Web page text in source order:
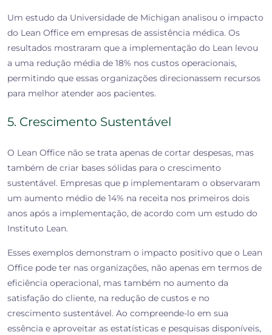
Um estudo da Universidade de Michigan analisou o impacto
do Lean Office em empresas de assistência médica. Os
resultados mostraram que a implementação do Lean levou
a uma redução média de 18% nos custos operacionais,
permitindo que essas organizações direcionassem recursos
para melhor atender aos pacientes.
5. Crescimento Sustentável
O Lean Office não se trata apenas de cortar despesas, mas
também de criar bases sólidas para o crescimento
sustentável. Empresas que p implementaram o observaram
um aumento médio de 14% na receita nos primeiros dois
anos após a implementação, de acordo com um estudo do
Instituto Lean.
Esses exemplos demonstram o impacto positivo que o Lean
Office pode ter nas organizações, não apenas em termos de
eficiência operacional, mas também no aumento da
satisfação do cliente, na redução de custos e no
crescimento sustentável. Ao compreende-lo em sua
essência e aproveitar as estatísticas e pesquisas disponíveis,